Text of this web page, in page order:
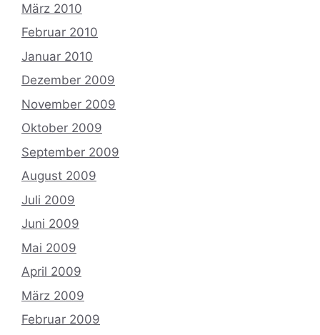
März 2010
Februar 2010
Januar 2010
Dezember 2009
November 2009
Oktober 2009
September 2009
August 2009
Juli 2009
Juni 2009
Mai 2009
April 2009
März 2009
Februar 2009